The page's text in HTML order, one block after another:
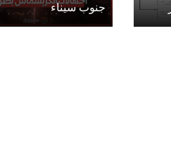
جنوب سيناء